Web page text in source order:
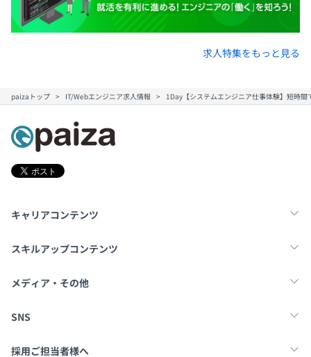
求人特集をもっと見る
paizaトップ IT/Webエンジニア求人情報 1Day【システムエンジニア仕事体験】短時
キャリアコンテンツ
転職・キャリア
スキルアップコンテンツ
学習
メディア・その他
Tech Team Journal
SNS
X
採用ご担当者様へ